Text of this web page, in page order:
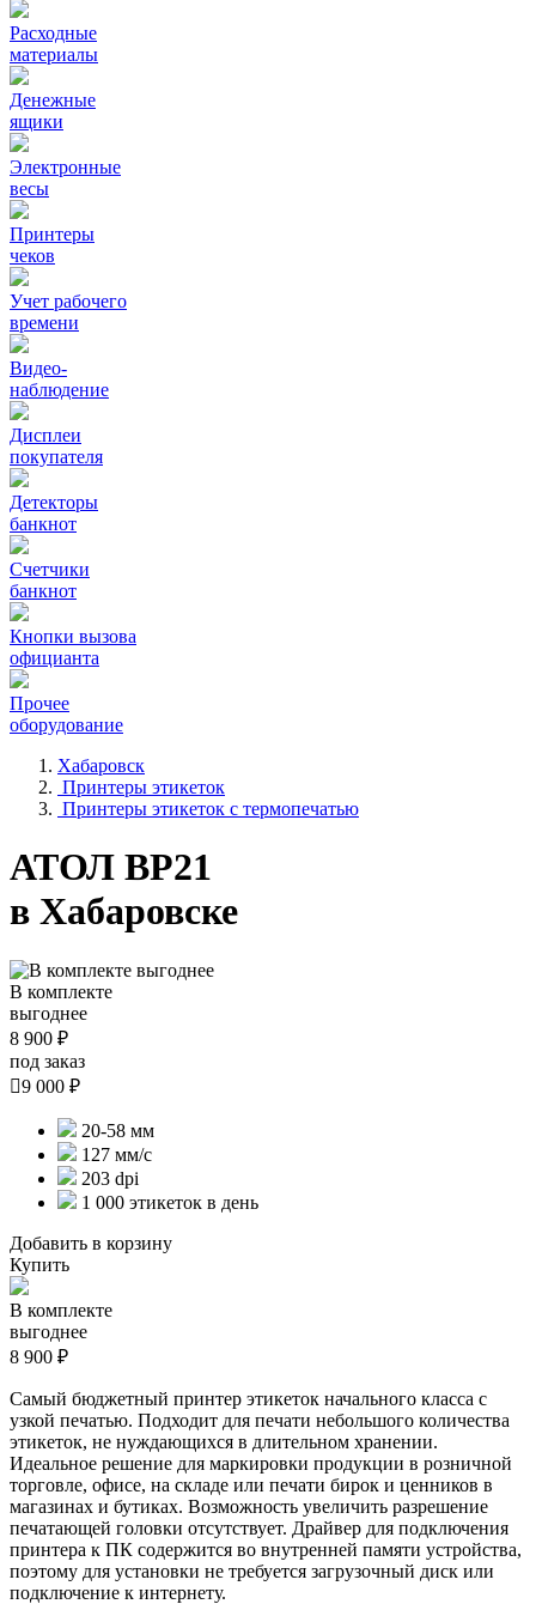
Расходные
материалы
Денежные
ящики
Электронные
весы
Принтеры
чеков
Учет рабочего
времени
Видео‑
наблюдение
Дисплеи
покупателя
Детекторы
банкнот
Счетчики
банкнот
Кнопки вызова
официанта
Прочее
оборудование
Хабаровск
Принтеры этикеток
Принтеры этикеток с термопечатью
АТОЛ BP21
в Хабаровске
В комплекте
выгоднее
8 900 ₽
под заказ
9 000 ₽
20-58 мм
127 мм/с
203 dpi
1 000 этикеток в день
Добавить в корзину
Купить
В комплекте
выгоднее
8 900 ₽
Самый бюджетный принтер этикеток начального класса с
узкой печатью. Подходит для печати небольшого количества
этикеток, не нуждающихся в длительном хранении.
Идеальное решение для маркировки продукции в розничной
торговле, офисе, на складе или печати бирок и ценников в
магазинах и бутиках. Возможность увеличить разрешение
печатающей головки отсутствует. Драйвер для подключения
принтера к ПК содержится во внутренней памяти устройства,
поэтому для установки не требуется загрузочный диск или
подключение к интернету.